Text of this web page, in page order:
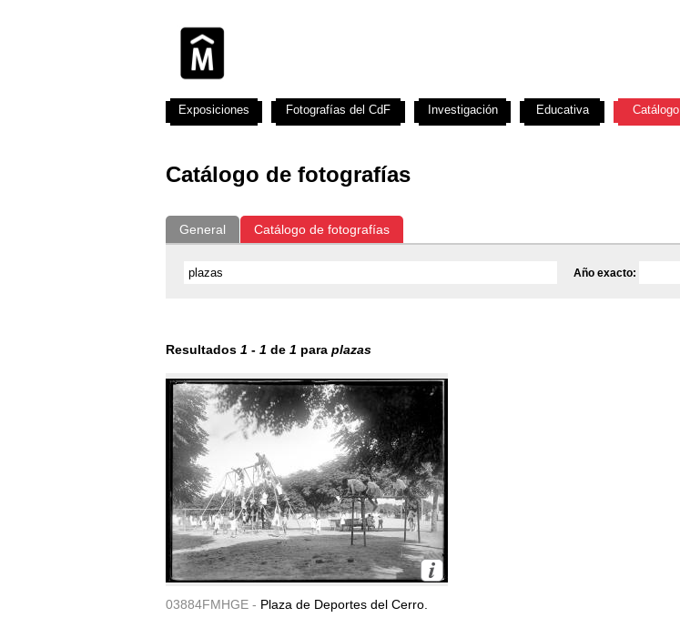
Catálogo de fotografías
General Catálogo de fotografías
Año exacto:
Resultados 1 - 1 de 1 para plazas
03884FMHGE - Plaza de Deportes del Cerro.
Exposiciones Fotografías del CdF Investigación Educativa Catálogo